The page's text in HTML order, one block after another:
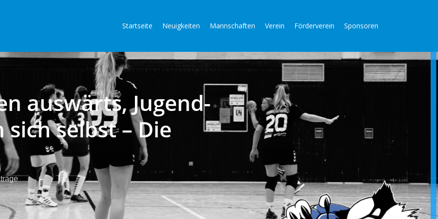
Startseite Neuigkeiten Mannschaften Verein Förderverein Sponsoren
auswärts, Jugend-
sich selbst – Die